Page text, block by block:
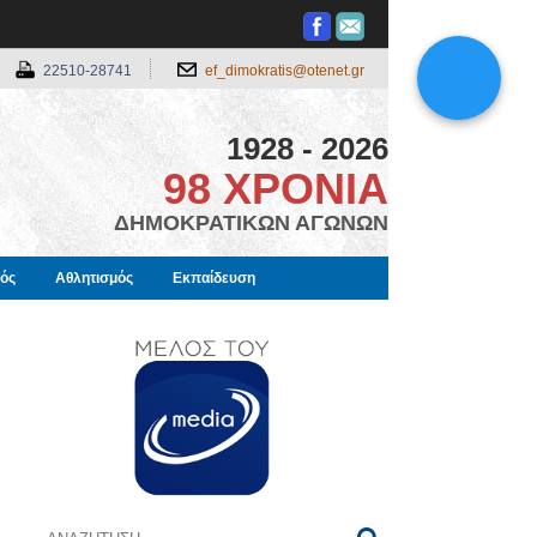
22510-28741 ef_dimokratis@otenet.gr
1928 - 2026
98 ΧΡΟΝΙΑ
ΔΗΜΟΚΡΑΤΙΚΩΝ ΑΓΩΝΩΝ
Αθλητισμός Εκπαίδευση